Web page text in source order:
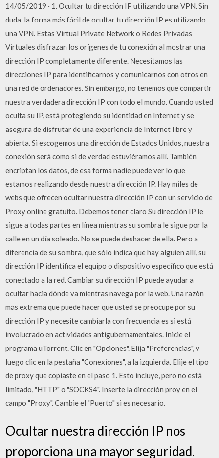
14/05/2019 · 1. Ocultar tu dirección IP utilizando una VPN. Sin
duda, la forma más fácil de ocultar tu dirección IP es utilizando
una VPN. Estas Virtual Private Network o Redes Privadas
Virtuales disfrazan los orígenes de tu conexión al mostrar una
dirección IP completamente diferente. Necesitamos las
direcciones IP para identificarnos y comunicarnos con otros en
una red de ordenadores. Sin embargo, no tenemos que compartir
nuestra verdadera dirección IP con todo el mundo. Cuando usted
oculta su IP, está protegiendo su identidad en Internet y se
asegura de disfrutar de una experiencia de Internet libre y
abierta. Si escogemos una dirección de Estados Unidos, nuestra
conexión será como si de verdad estuviéramos allí. También
encriptan los datos, de esa forma nadie puede ver lo que
estamos realizando desde nuestra dirección IP. Hay miles de
webs que ofrecen ocultar nuestra dirección IP con un servicio de
Proxy online gratuito. Debemos tener claro Su dirección IP le
sigue a todas partes en línea mientras su sombra le sigue por la
calle en un día soleado. No se puede deshacer de ella. Pero a
diferencia de su sombra, que sólo indica que hay alguien allí, su
dirección IP identifica el equipo o dispositivo específico que está
conectado a la red. Cambiar su dirección IP puede ayudar a
ocultar hacia dónde va mientras navega por la web. Una razón
más extrema que puede hacer que usted se preocupe por su
dirección IP y necesite cambiarla con frecuencia es si está
involucrado en actividades antigubernamentales. Inicie el
programa uTorrent. Clic en "Opciones". Elija "Preferencias", y
luego clic en la pestaña "Conexiones", a la izquierda. Elije el tipo
de proxy que copiaste en el paso 1. Esto incluye, pero no está
limitado, "HTTP" o "SOCKS4". Inserte la dirección proy en el
campo "Proxy". Cambie el "Puerto" si es necesario.
Ocultar nuestra dirección IP nos
proporciona una mayor seguridad.